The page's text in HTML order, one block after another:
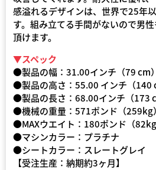
感溢れるデザインは、世界で25年
す。組み立てる手間がないので男
頂けます。
▼スペック
●製品の幅：31.00インチ（79 cm）
●製品の高さ：55.00 インチ（140
●製品の長さ：68.00インチ（173
●機械の重量：571ポンド（259kg）
●MAXウエイト：180ポンド（82kg
●マシンカラー：プラチナ
●シートカラー：スレートグレイ
【受注生産：納期約3ヶ月】